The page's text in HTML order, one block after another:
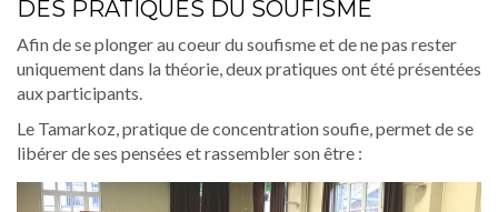
DES PRATIQUES DU SOUFISME
Afin de se plonger au coeur du soufisme et de ne pas rester
uniquement dans la théorie, deux pratiques ont été présentées
aux participants.
Le Tamarkoz, pratique de concentration soufie, permet de se
libérer de ses pensées et rassembler son être :